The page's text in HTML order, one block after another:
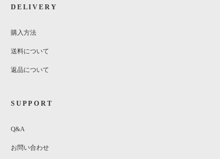
DELIVERY
購入方法
送料について
返品について
SUPPORT
Q&A
お問い合わせ